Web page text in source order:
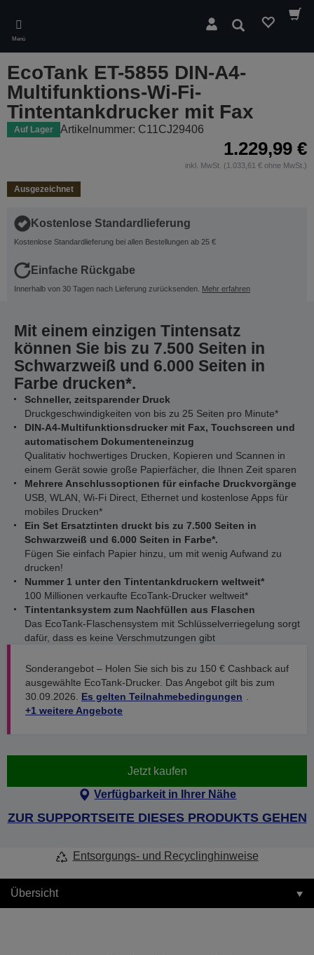
main
content
Menü
Suchen
EcoTank ET-5855 DIN-A4-
Multifunktions-Wi-Fi-
Tintentankdrucker mit Fax
Auf Lager Artikelnummer: C11CJ29406
1.229,99 €
inkl. MwSt. (1.033,61 € ohne MwSt.)
Ausgezeichnet
Kostenlose Standardlieferung
Kostenlose Standardlieferung bei allen Bestellungen ab 25 €
Einfache Rückgabe
Innerhalb von 30 Tagen nach Lieferung zurücksenden. Mehr erfahren
Mit einem einzigen Tintensatz
können Sie bis zu 7.500 Seiten in
Schwarzweiß und 6.000 Seiten in
Farbe drucken*.
Schneller, zeitsparender Druck
Druckgeschwindigkeiten von bis zu 25 Seiten pro Minute*
DIN-A4-Multifunktionsdrucker mit Fax, Touchscreen und
automatischem Dokumenteneinzug
Qualitativ hochwertiges Drucken, Kopieren und Scannen in
einem Gerät sowie große Papierfächer, die Ihnen Zeit sparen
Mehrere Anschlussoptionen für einfache Druckvorgänge
USB, WLAN, Wi-Fi Direct, Ethernet und kostenlose Apps für
mobiles Drucken*
Ein Set Ersatztinten druckt bis zu 7.500 Seiten in
Schwarzweiß und 6.000 Seiten in Farbe*.
Fügen Sie einfach Papier hinzu, um mit wenig Aufwand zu
drucken!
Nummer 1 unter den Tintentankdruckern weltweit*
100 Millionen verkaufte EcoTank-Drucker weltweit*
Tintentanksystem zum Nachfüllen aus Flaschen
Das EcoTank-Flaschensystem mit Schlüsselverriegelung sorgt
dafür, dass es keine Verschmutzungen gibt
Sonderangebot – Holen Sie sich bis zu 150 € Cashback auf
ausgewählte EcoTank-Drucker. Das Angebot gilt bis zum
30.09.2026. Es gelten Teilnahmebedingungen
+1 weitere Angebote
Jetzt kaufen
Verfügbarkeit in Ihrer Nähe
ZUR SUPPORTSEITE DIESES PRODUKTS GEHEN
Entsorgungs- und Recyclinghinweise
Übersicht